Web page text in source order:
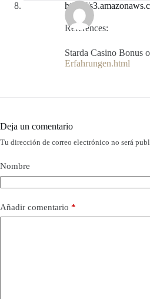
https://
References:
Starda Casino Bonus
Erfahrungen.html
Deja un comentario
Tu dirección de correo electrónico no será
Nombre
Añadir comentario *